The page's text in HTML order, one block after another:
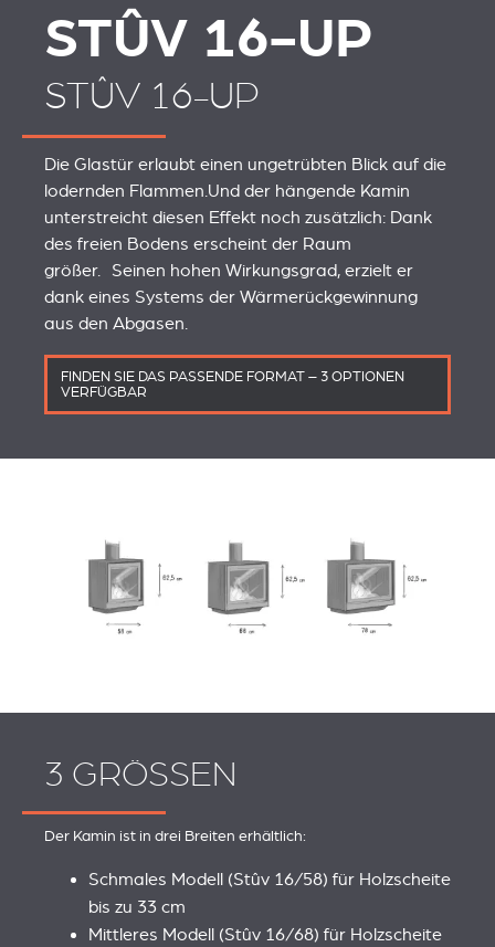
STÛV 16-UP
STÛV 16-UP
Die Glastür erlaubt einen ungetrübten Blick auf die
lodernden Flammen.Und der hängende Kamin
unterstreicht diesen Effekt noch zusätzlich: Dank
des freien Bodens erscheint der Raum
größer. Seinen hohen Wirkungsgrad, erzielt er
dank eines Systems der Wärmerückgewinnung
aus den Abgasen.
FINDEN SIE DAS PASSENDE FORMAT – 3 OPTIONEN
VERFÜGBAR
3 GRÖSSEN
Der Kamin ist in drei Breiten erhältlich:
Schmales Modell (Stûv 16/58) für Holzscheite
bis zu 33 cm
Mittleres Modell (Stûv 16/68) für Holzscheite